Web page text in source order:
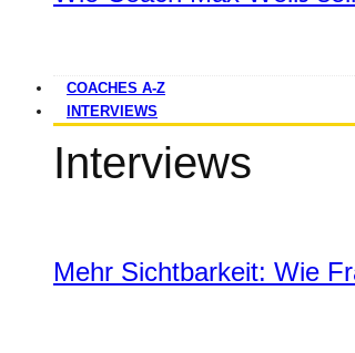
COACHES A-Z
INTERVIEWS
Interviews
Mehr Sichtbarkeit: Wie